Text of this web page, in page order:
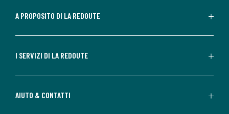
A PROPOSITO DI LA REDOUTE
I SERVIZI DI LA REDOUTE
AIUTO & CONTATTI